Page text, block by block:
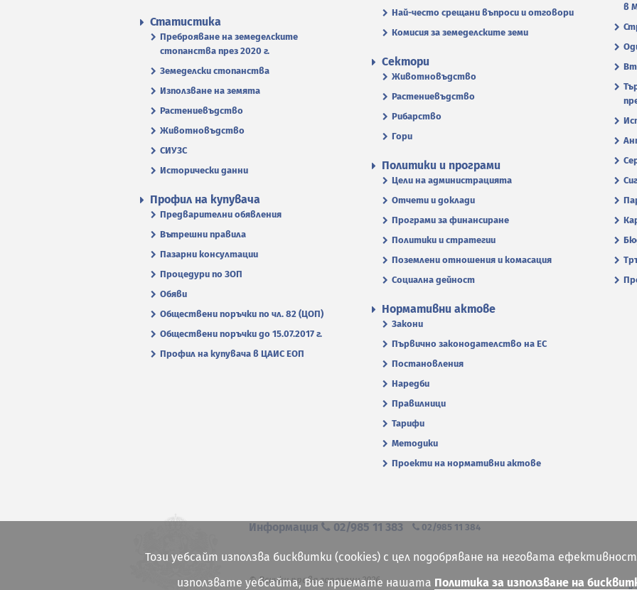
Най-често срещани въпроси и отговори
Комисия за земеделските земи
в
Статистика
Преброяване на земеделските
стопанства през 2020 г.
Земеделски стопанства
Използване на земята
Растениевъдство
Животновъдство
СИУЗС
Исторически данни
Сектори
Животновъдство
Растениевъдство
Рибарство
Гори
Политики и програми
Цели на администрацията
Отчети и доклади
Програми за финансиране
Политики и стратегии
Поземлени отношения и комасация
Социална дейност
Профил на купувача
Предварителни обявления
Вътрешни правила
Пазарни консултации
Процедури по ЗОП
Обяви
Обществени поръчки по чл. 82 (ЦОП)
Обществени поръчки до 15.07.2017 г.
Профил на купувача в ЦАИС ЕОП
Нормативни актове
Закони
Първично законодателство на ЕС
Постановления
Наредби
Правилници
Тарифи
Методики
Проекти на нормативни актове
Информация 02/985 11 383 02/985 11 384
© Всички права запазени 2026
Този уебсайт използва бисквитки (cookies) с цел подобряване на неговата
използвате уебсайта, Вие приемате нашата Политика за използване на